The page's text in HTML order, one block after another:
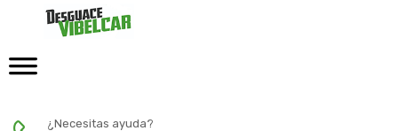
¿Necesitas ayuda?